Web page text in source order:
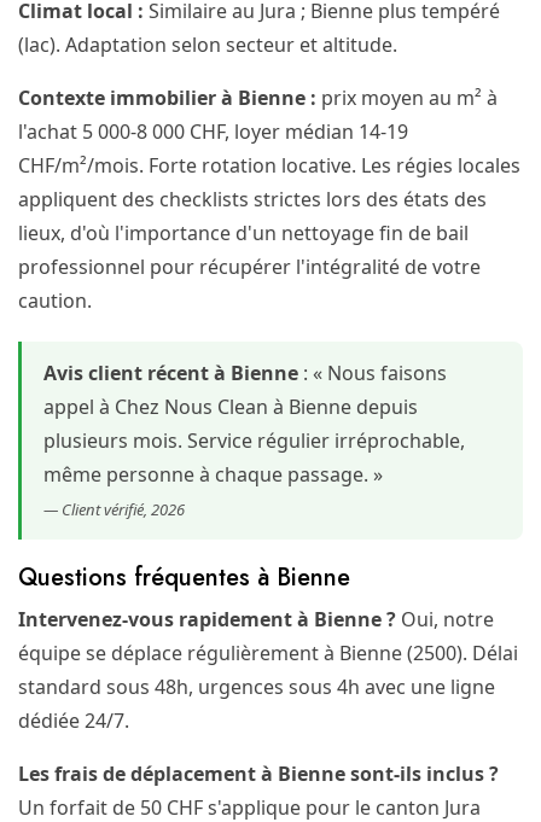
Climat local : Similaire au Jura ; Bienne plus tempéré
(lac). Adaptation selon secteur et altitude.
Contexte immobilier à Bienne : prix moyen au m² à
l'achat 5 000-8 000 CHF, loyer médian 14-19
CHF/m²/mois. Forte rotation locative. Les régies locales
appliquent des checklists strictes lors des états des
lieux, d'où l'importance d'un nettoyage fin de bail
professionnel pour récupérer l'intégralité de votre
caution.
Avis client récent à Bienne : « Nous faisons
appel à Chez Nous Clean à Bienne depuis
plusieurs mois. Service régulier irréprochable,
même personne à chaque passage. »
— Client vérifié, 2026
Questions fréquentes à Bienne
Intervenez-vous rapidement à Bienne ? Oui, notre
équipe se déplace régulièrement à Bienne (2500). Délai
standard sous 48h, urgences sous 4h avec une ligne
dédiée 24/7.
Les frais de déplacement à Bienne sont-ils inclus ?
Un forfait de 50 CHF s'applique pour le canton Jura